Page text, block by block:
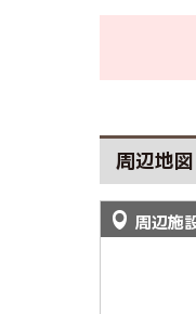
周辺地図
周辺施